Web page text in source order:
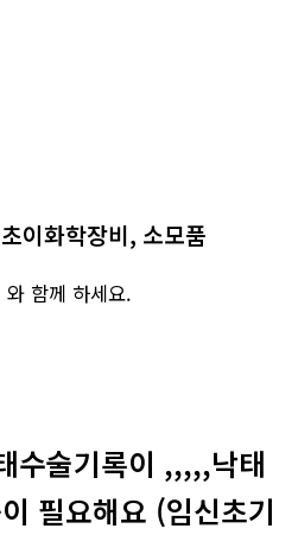
이화학장비, 소모품
와 함께 하세요.
수술기록이 ,,,,,낙태
필요해요 (임신초기